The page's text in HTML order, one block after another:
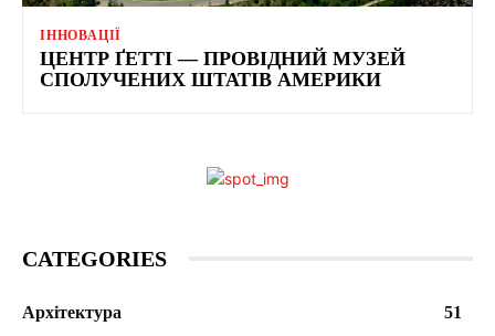
ІННОВАЦІЇ
ЦЕНТР ҐЕТТІ — ПРОВІДНИЙ МУЗЕЙ
СПОЛУЧЕНИХ ШТАТІВ АМЕРИКИ
CATEGORIES
Архітектура
51